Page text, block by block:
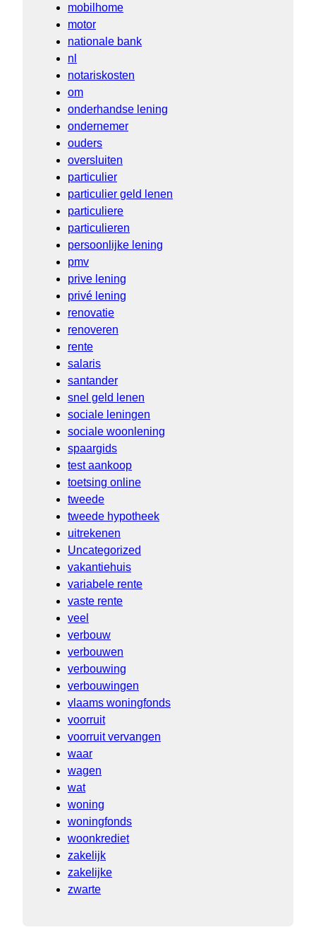
mobilhome
motor
nationale bank
nl
notariskosten
om
onderhandse lening
ondernemer
ouders
oversluiten
particulier
particulier geld lenen
particuliere
particulieren
persoonlijke lening
pmv
prive lening
privé lening
renovatie
renoveren
rente
salaris
santander
snel geld lenen
sociale leningen
sociale woonlening
spaargids
test aankoop
toetsing online
tweede
tweede hypotheek
uitrekenen
Uncategorized
vakantiehuis
variabele rente
vaste rente
veel
verbouw
verbouwen
verbouwing
verbouwingen
vlaams woningfonds
voorruit
voorruit vervangen
waar
wagen
wat
woning
woningfonds
woonkrediet
zakelijk
zakelijke
zwarte